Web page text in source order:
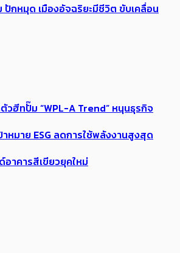
ปักหมุด เมืองอัจฉริยะมีชีวิต ขับเคลื่อน
วฮีทปั๊ม “WPL-A Trend” หนุนธุรกิจ
าหมาย ESG ลดการใช้พลังงานสูงสุด
าคารสีเขียวยุคใหม่